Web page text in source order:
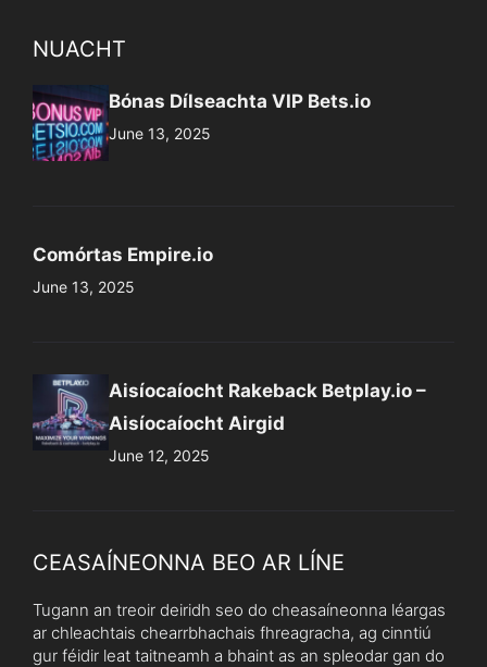
NUACHT
Bónas Dílseachta VIP Bets.io
June 13, 2025
Comórtas Empire.io
June 13, 2025
Aisíocaíocht Rakeback Betplay.io –
Aisíocaíocht Airgid
June 12, 2025
CEASAÍNEONNA BEO AR LÍNE
Tugann an treoir deiridh seo do cheasaíneonna léargas
ar chleachtais chearrbhachais fhreagracha, ag cinntiú
gur féidir leat taitneamh a bhaint as an spleodar gan do